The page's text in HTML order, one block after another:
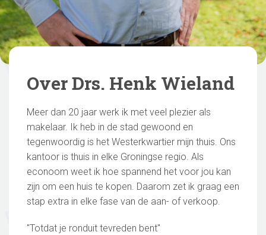
Over Drs. Henk Wieland
Meer dan 20 jaar werk ik met veel plezier als
makelaar. Ik heb in de stad gewoond en
tegenwoordig is het Westerkwartier mijn thuis. Ons
kantoor is thuis in elke Groningse regio. Als
econoom weet ik hoe spannend het voor jou kan
zijn om een huis te kopen. Daarom zet ik graag een
stap extra in elke fase van de aan- of verkoop.
"Totdat je ronduit tevreden bent"